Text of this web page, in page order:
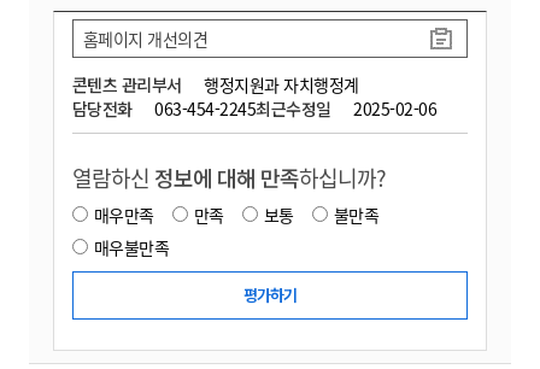
콘텐츠 관리부서
행정지원과 자치행정계
담당전화
063-454-2245최근수정일 2025-02-06
홈페이지 개선의견
열람하신 정보에 대해 만족하십니까?
매우만족 만족 보통
불만족
매우불만족